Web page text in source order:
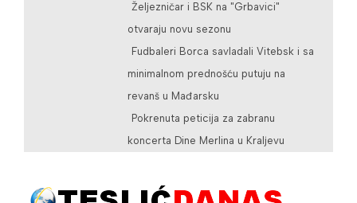
Željezničar i BSK na "Grbavici"
otvaraju novu sezonu
Fudbaleri Borca savladali Vitebsk i sa
minimalnom prednošću putuju na
revanš u Mađarsku
Pokrenuta peticija za zabranu
koncerta Dine Merlina u Kraljevu